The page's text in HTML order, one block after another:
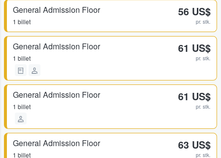
General Admission Floor
1 billet
56 US$
pr. stk.
General Admission Floor
1 billet
61 US$
pr. stk.
General Admission Floor
1 billet
61 US$
pr. stk.
General Admission Floor
1 billet
63 US$
pr. stk.